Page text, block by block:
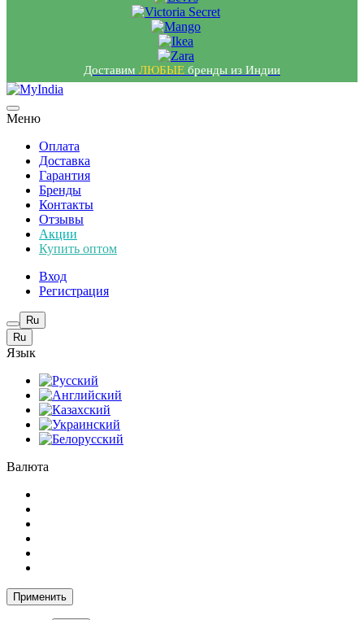
Доставим ЛЮБЫЕ бренды из Индии
Меню
Оплата
Доставка
Гарантия
Бренды
Контакты
Отзывы
Акции
Купить оптом
Вход
Регистрация
Ru
Ru
Язык
Валюта
Применить